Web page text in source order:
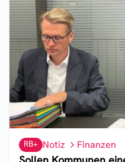
RB+ Notiz Finanzen